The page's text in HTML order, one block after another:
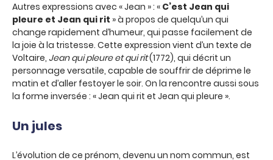
Autres expressions avec « Jean » : « C’est Jean qui
pleure et Jean qui rit » à propos de quelqu’un qui
change rapidement d’humeur, qui passe facilement de
la joie à la tristesse. Cette expression vient d’un texte de
Voltaire, Jean qui pleure et qui rit(1772), qui décrit un
personnage versatile, capable de souffrir de déprime le
matin et d’aller festoyer le soir. On la rencontre aussi sous
la forme inversée : « Jean qui rit et Jean qui pleure ».
Un jules
L’évolution de ce prénom, devenu un nom commun, est